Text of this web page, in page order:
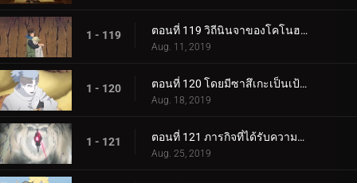
1 - 119 ตอนที่ 119 วิถีนินจาของโคโนฮะมารุ
Aug. 11, 2019
1 - 120 ตอนที่ 120 โดยมีซาสึเกะเป็นเป้าหมาย
Aug. 18, 2019
1 - 121 ตอนที่ 121 ภารกิจที่ได้รับความไว้วางใจ: ปกป้อง One Tails!
Aug. 25, 2019